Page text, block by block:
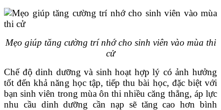
Mẹo giúp tăng cường trí nhớ cho sinh viên vào mùa thi
cử
Chế độ dinh dưỡng và sinh hoạt hợp lý có ảnh hưởng
tốt đến khả năng học tập, tiếp thu bài học, đặc biệt với
bạn sinh viên trong mùa ôn thi nhiều căng thẳng, áp lực
nhu cầu dinh dưỡng cần nạp sẽ tăng cao hơn bình